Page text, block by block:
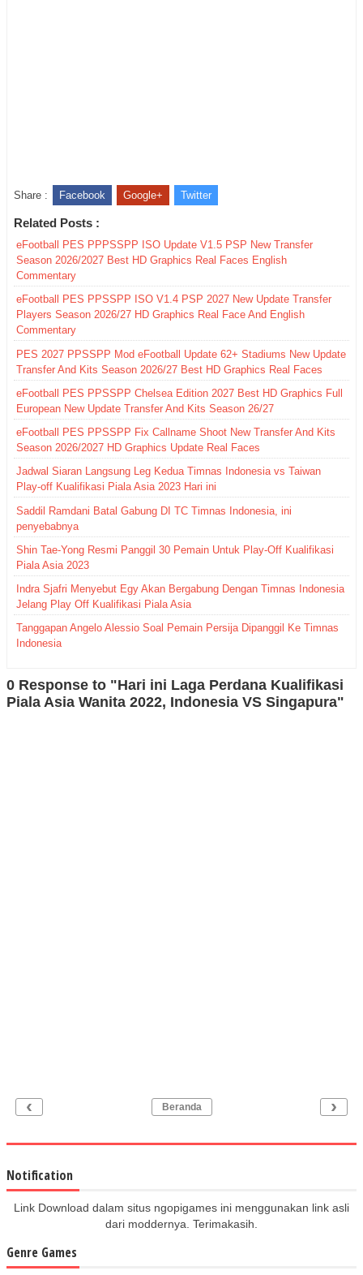
Share : Facebook Google+ Twitter
Related Posts :
eFootball PES PPPSSPP ISO Update V1.5 PSP New Transfer
Season 2026/2027 Best HD Graphics Real Faces English
Commentary
eFootball PES PPSSPP ISO V1.4 PSP 2027 New Update Transfer
Players Season 2026/27 HD Graphics Real Face And English
Commentary
PES 2027 PPSSPP Mod eFootball Update 62+ Stadiums New Update
Transfer And Kits Season 2026/27 Best HD Graphics Real Faces
eFootball PES PPSSPP Chelsea Edition 2027 Best HD Graphics Full
European New Update Transfer And Kits Season 26/27
eFootball PES PPSSPP Fix Callname Shoot New Transfer And Kits
Season 2026/2027 HD Graphics Update Real Faces
Jadwal Siaran Langsung Leg Kedua Timnas Indonesia vs Taiwan
Play-off Kualifikasi Piala Asia 2023 Hari ini
Saddil Ramdani Batal Gabung DI TC Timnas Indonesia, ini
penyebabnya
Shin Tae-Yong Resmi Panggil 30 Pemain Untuk Play-Off Kualifikasi
Piala Asia 2023
Indra Sjafri Menyebut Egy Akan Bergabung Dengan Timnas Indonesia
Jelang Play Off Kualifikasi Piala Asia
Tanggapan Angelo Alessio Soal Pemain Persija Dipanggil Ke Timnas
Indonesia
0 Response to "Hari ini Laga Perdana Kualifikasi
Piala Asia Wanita 2022, Indonesia VS Singapura"
‹ ›
Beranda
Notification
Link Download dalam situs ngopigames ini menggunakan link asli
dari moddernya. Terimakasih.
Genre Games